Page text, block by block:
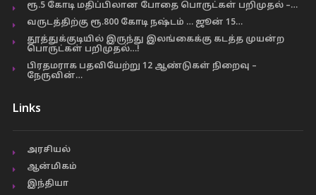
ரூ.5 கோடி மதிப்பிலான போதை பொருட்கள் பறிமுதல் –…
வருடத்திற்கு ரூ.800 கோடி நஷ்டம் … ஜூன் 15…
தூத்துக்குடியில் இருந்து இலங்கைக்கு கடத்த முயன்ற
பொருட்கள் பறிமுதல்…!
பிரதமராக பதவியேற்று 12 ஆண்டுகள் நிறைவு –
நேருவின்…
Links
அரசியல்
ஆன்மிகம்
இந்தியா